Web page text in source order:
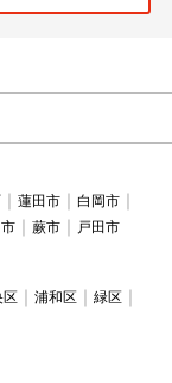
蓮田市
白岡市
蕨市 戸田市
区 浦和区
緑区